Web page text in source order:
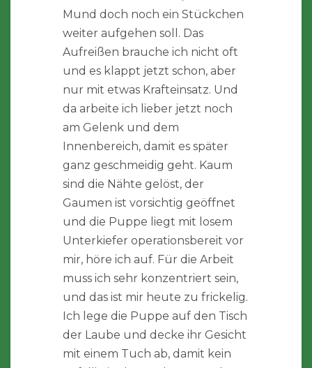
Mund doch noch ein Stückchen
weiter aufgehen soll. Das
Aufreißen brauche ich nicht oft
und es klappt jetzt schon, aber
nur mit etwas Krafteinsatz. Und
da arbeite ich lieber jetzt noch
am Gelenk und dem
Innenbereich, damit es später
ganz geschmeidig geht. Kaum
sind die Nähte gelöst, der
Gaumen ist vorsichtig geöffnet
und die Puppe liegt mit losem
Unterkiefer operationsbereit vor
mir, höre ich auf. Für die Arbeit
muss ich sehr konzentriert sein,
und das ist mir heute zu frickelig.
Ich lege die Puppe auf den Tisch
der Laube und decke ihr Gesicht
mit einem Tuch ab, damit kein